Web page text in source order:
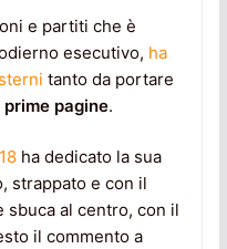
e partiti che è
esecutivo, ha
tanto da portare
pagine.
ha dedicato la sua
strappato e con il
al centro, con il
il commento a